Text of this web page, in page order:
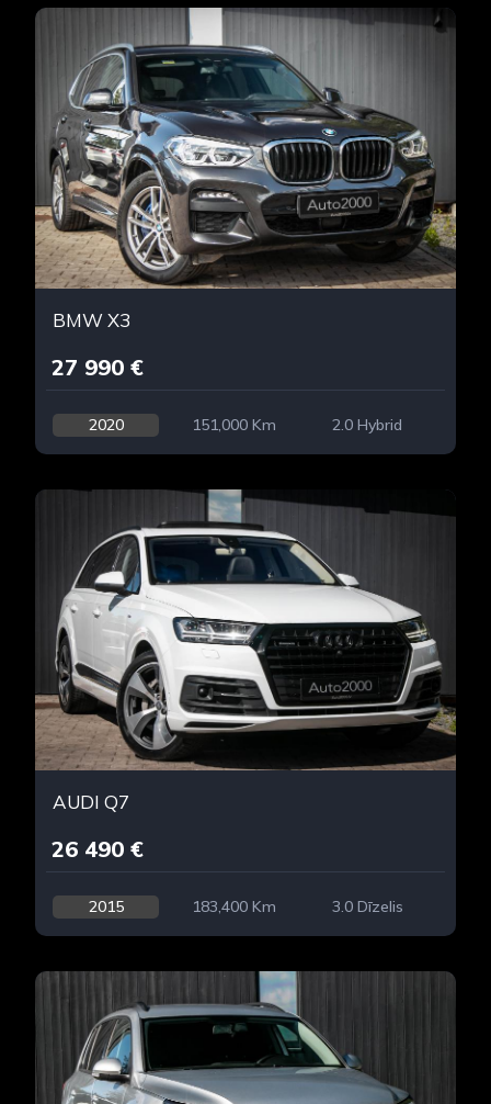
BMW X3
27 990 €
2020 151,000 Km 2.0 Hybrid
AUDI Q7
26 490 €
2015 183,400 Km 3.0 Dīzelis